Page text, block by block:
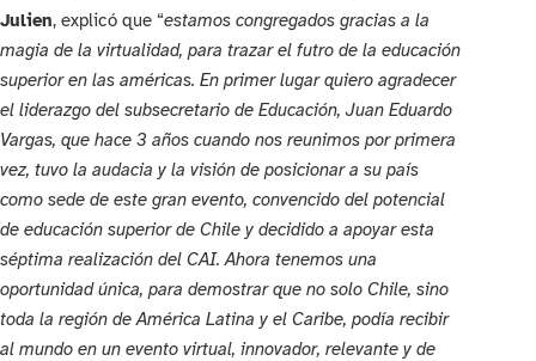
Julien, explicó que “estamos congregados gracias a la
magia de la virtualidad, para trazar el futro de la educación
superior en las américas. En primer lugar quiero agradecer
el liderazgo del subsecretario de Educación, Juan Eduardo
Vargas, que hace 3 años cuando nos reunimos por primera
vez, tuvo la audacia y la visión de posicionar a su país
como sede de este gran evento, convencido del potencial
de educación superior de Chile y decidido a apoyar esta
séptima realización del CAI. Ahora tenemos una
oportunidad única, para demostrar que no solo Chile, sino
toda la región de América Latina y el Caribe, podía recibir
al mundo en un evento virtual, innovador, relevante y de